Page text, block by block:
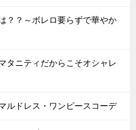
？？～ボレロ要らずで華やか
タニティだからこそオシャレ
ルドレス・ワンピースコーデ